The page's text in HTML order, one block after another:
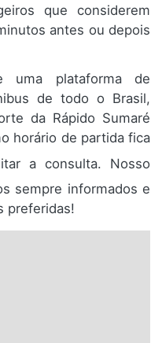
que considerem
antes ou depois
uma plataforma de
de todo o Brasil,
da Rápido Sumaré
horário de partida fica
a consulta. Nosso
sempre informados e
preferidas!